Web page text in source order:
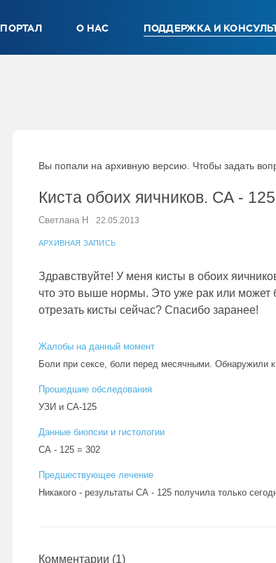
ПОРТАЛ О НАС ПОДДЕРЖКА И
Вы попали на архивную версию. Чтобы задать
Киста обоих яичников. СА -
Светлана Н 22.05.2013
АРХИВНАЯ ЗАПИСЬ
Здравствуйте! У меня кисты в обоих
что это выше нормы. Это уже рак или может
отрезать кисты сейчас? Спасибо заранее!
Жалобы на данный момент
Боли при сексе, боли перед месячными. Обнаружили
Прошедшие обследования
УЗИ и СА-125
Данные биопсии и гистологии
СА - 125 = 302
Предшествующее лечение
Никакого - результаты СА - 125 получила только
Комментарии (1)